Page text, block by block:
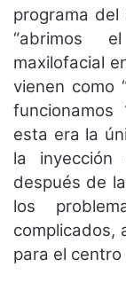
programa del
“abrimos
maxilofacial
vienen como
funcionamos
esta era la
la
después de
los
complicados,
para el centro